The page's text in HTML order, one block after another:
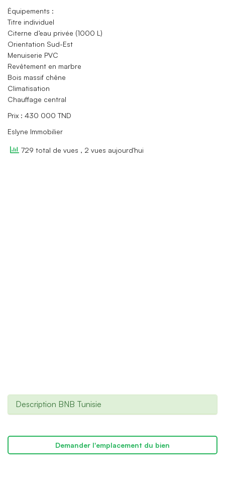
Équipements :
Titre individuel
Citerne d’eau privée (1000 L)
Orientation Sud-Est
Menuiserie PVC
Revêtement en marbre
Bois massif chêne
Climatisation
Chauffage central
Prix : 430 000 TND
Eslyne Immobilier
729 total de vues , 2 vues aujourd'hui
Description BNB Tunisie
Demander l'emplacement du bien